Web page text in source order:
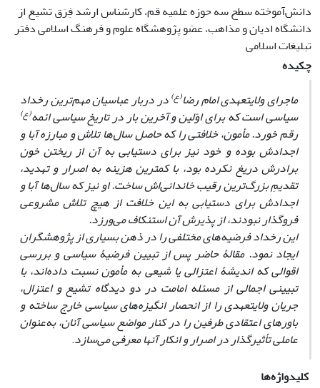
دانش‌آموخته سطح سه حوزه علمیه قم، کارشناس ارشد فِرَق تشیع از
دانشگاه ادیان و مذاهب، عضو پژوهشگاه علوم و فرهنگ اسلامی دفتر
تبلیغات اسلامی
چکیده
ماجرای ولایتعهدی امام رضا(ع)در دربار عباسیان مهم‌ترین رخداد
سیاسی است که برای اوّلین و آخرین بار در تاریخ سیاسی ائمه(ع)
رقم خورد. مأمون، خلافتی را که حاصل سال‌ها تلاش و مبارزه آبا و
اجدادش بوده و خود نیز برای دستیابی به آن از ریختن خون
برادرش دریغ نکرده بود، با کمترین هزینه به اصرار و تهدید،
تقدیمِ بزرگ‌ترین رقیب خاندانی‌اش ساخت. او نیز که سال‌ها آبا و
اجدادش برای دستیابی به این خلافت از هیچ تلاش مشروعی
فروگذار نبودند، از پذیرش آن استنکاف می‌ورزد.
این رخداد فرضیه‌های مختلفی را در ذهن بسیاری از پژوهشگران
ایجاد نمود. مقالۀ حاضر پس از تبیین فرضیۀ‌ سیاسی و بررسی
اقوالی که اندیشۀ اعتزالی یا شیعی به مأمون نسبت داده‌اند، با
تبیینی اجمالی از مسئله امامت در دو دیدگاه تشیع و اعتزال،
جریان ولایتعهدی را از انحصار انگیزه‌های سیاسی خارج ساخته و
باورهای اعتقادی طرفین را در کنار مواضع سیاسی آنان، به‌عنوان
عاملی تأثیرگذار در اصرار و انکار آنها معرفی می‌سازد.
کلیدواژه‌ها